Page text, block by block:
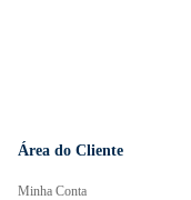
Área do Cliente
Minha Conta